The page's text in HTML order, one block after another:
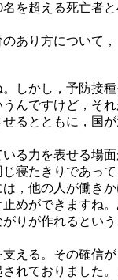
を超える死亡者
り方について，
しかし，予防接
んですけど，そ
るとともに，国
る力を表せる場
寝たきりであっ
，他の人が働き
めができますね
りが作れるとい
える。その確信
れておりました